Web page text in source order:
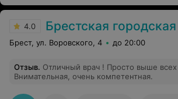
4.0 Брестская городская поликлиника
Брест, ул. Воровского, 4 до 20:00
Отзыв. Отличный врач ! Просто выше всех
Внимательная, очень компетентная.